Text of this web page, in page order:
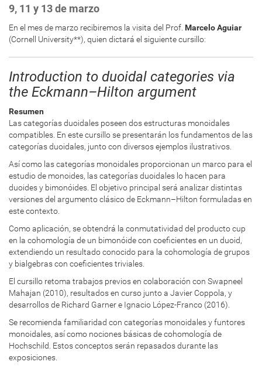
9, 11 y 13 de marzo
En el mes de marzo recibiremos la visita del Prof. Marcelo Aguiar
(Cornell University**), quien dictará el siguiente cursillo:
Introduction to duoidal categories via
the Eckmann–Hilton argument
Resumen
Las categorías duoidales poseen dos estructuras monoidales
compatibles. En este cursillo se presentarán los fundamentos de las
categorías duoidales, junto con diversos ejemplos ilustrativos.
Así como las categorías monoidales proporcionan un marco para el
estudio de monoides, las categorías duoidales lo hacen para
duoides y bimonóides. El objetivo principal será analizar distintas
versiones del argumento clásico de Eckmann–Hilton formuladas en
este contexto.
Como aplicación, se obtendrá la conmutatividad del producto cup
en la cohomología de un bimonóide con coeficientes en un duoid,
extendiendo un resultado conocido para la cohomología de grupos
y bialgebras con coeficientes triviales.
El cursillo retoma trabajos previos en colaboración con Swapneel
Mahajan (2010), resultados en curso junto a Javier Coppola, y
desarrollos de Richard Garner e Ignacio López-Franco (2016).
Se recomienda familiaridad con categorías monoidales y funtores
monoidales, así como nociones básicas de cohomología de
Hochschild. Estos conceptos serán repasados durante las
exposiciones.